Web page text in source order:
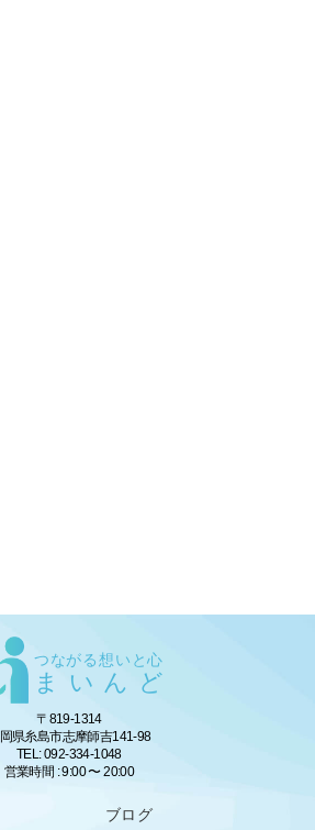
つながる想いと心
まいんど
〒819-1314
県糸島市志摩師吉141-98
TEL: 092-334-1048
営業時間 : 9:00 〜 20:00
ブログ